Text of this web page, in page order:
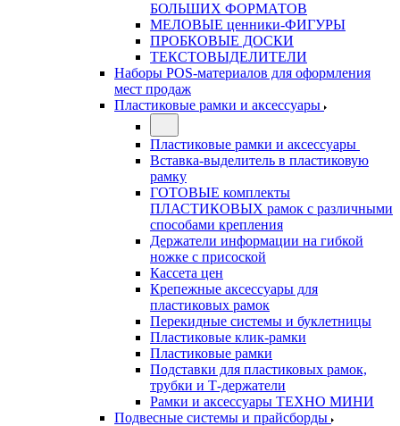
БОЛЬШИХ ФОРМАТОВ
МЕЛОВЫЕ ценники-ФИГУРЫ
ПРОБКОВЫЕ ДОСКИ
ТЕКСТОВЫДЕЛИТЕЛИ
Наборы POS-материалов для оформления
мест продаж
Пластиковые рамки и аксессуары
Пластиковые рамки и аксессуары
Вставка-выделитель в пластиковую
рамку
ГОТОВЫЕ комплекты
ПЛАСТИКОВЫХ рамок с различными
способами крепления
Держатели информации на гибкой
ножке с присоской
Кассета цен
Крепежные аксессуары для
пластиковых рамок
Перекидные системы и буклетницы
Пластиковые клик-рамки
Пластиковые рамки
Подставки для пластиковых рамок,
трубки и Т-держатели
Рамки и аксессуары ТЕХНО МИНИ
Подвесные системы и прайсборды